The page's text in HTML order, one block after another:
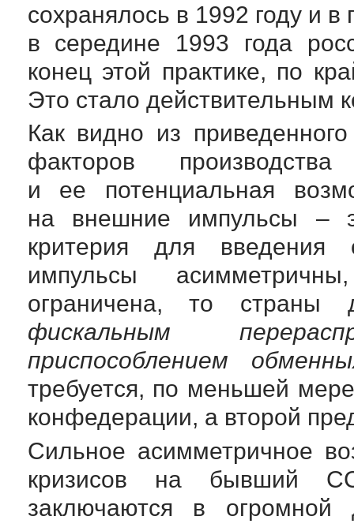
сохранялось в 1992 году и
в середине 1993 года
конец этой практике, по
Это стало действительным
Как видно из
факторов
и ее потенциальная
на внешние импульсы –
критерия для
импульсы
ограничена, то
фискальным
приспособлением
требуется, по меньшей
конфедерации, а второй
Сильное асимметричное
кризисов на бывший
заключаются в